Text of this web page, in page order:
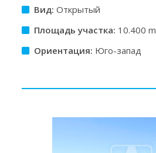
Вид: Открытый
Площадь участкa: 10.400 m
Ориентация: Юго-запад